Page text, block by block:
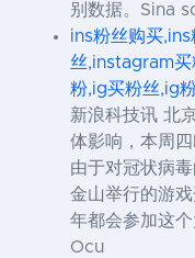
别数据。Sina
ins粉丝购买
丝,instagram
粉,ig买粉丝,ig
新浪科技讯 北
体影响，本周
由于对冠状病
金山举行的游
年都会参加这
Ocu